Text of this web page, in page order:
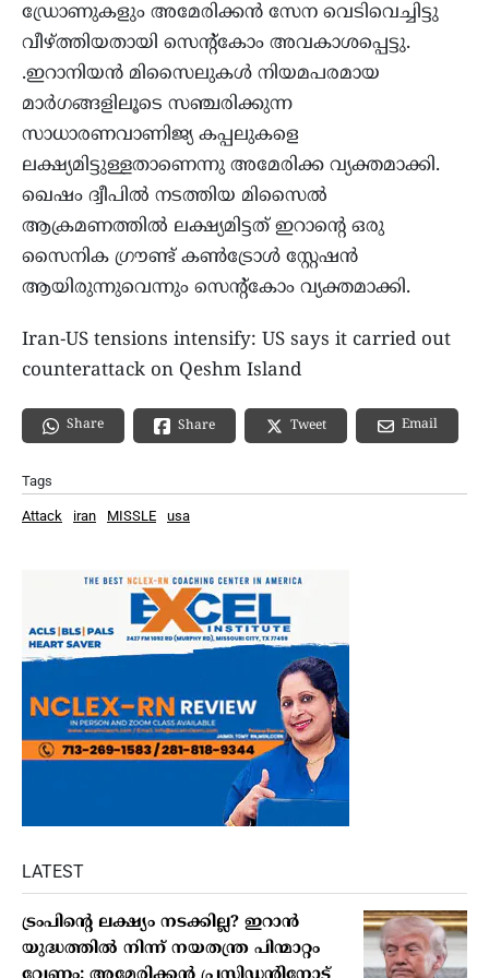
ഡ്രോണുകളും അമേരിക്കന്‍ സേന വെടിവെച്ചിട്ടു
വീഴ്ത്തിയതായി സെന്റ്‌കോം അവകാശപ്പെട്ടു.
.ഇറാനിയന്‍ മിസൈലുകള്‍ നിയമപരമായ
മാര്‍ഗങ്ങളിലൂടെ സഞ്ചരിക്കുന്ന
സാധാരണവാണിജ്യ കപ്പലുകളെ
ലക്ഷ്യമിട്ടുള്ളതാണെന്നു അമേരിക്ക വ്യക്തമാക്കി.
ഖെഷം ദ്വീപില്‍ നടത്തിയ മിസൈല്‍
ആക്രമണത്തില്‍ ലക്ഷ്യമിട്ടത് ഇറാന്റെ ഒരു
സൈനിക ഗ്രൗണ്ട് കണ്‍ട്രോള്‍ സ്റ്റേഷന്‍
ആയിരുന്നുവെന്നും സെന്റ്‌കോം വ്യക്തമാക്കി.
Iran-US tensions intensify: US says it carried out
counterattack on Qeshm Island
Share Share Tweet Email
Tags
Attack iran MISSLE usa
LATEST
ട്രംപിൻ്റെ ലക്ഷ്യം നടക്കില്ല? ഇറാൻ
യുദ്ധത്തിൽ നിന്ന് നയതന്ത്ര പിന്മാറ്റം